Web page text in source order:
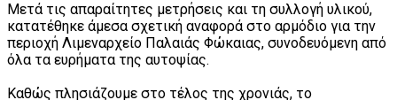
Μετά τις απαραίτητες μετρήσεις και τη συλλογή υλικού,
κατατέθηκε άμεσα σχετική αναφορά στο αρμόδιο για την
περιοχή Λιμεναρχείο Παλαιάς Φώκαιας, συνοδευόμενη από
όλα τα ευρήματα της αυτοψίας.
Καθώς πλησιάζουμε στο τέλος της χρονιάς, το